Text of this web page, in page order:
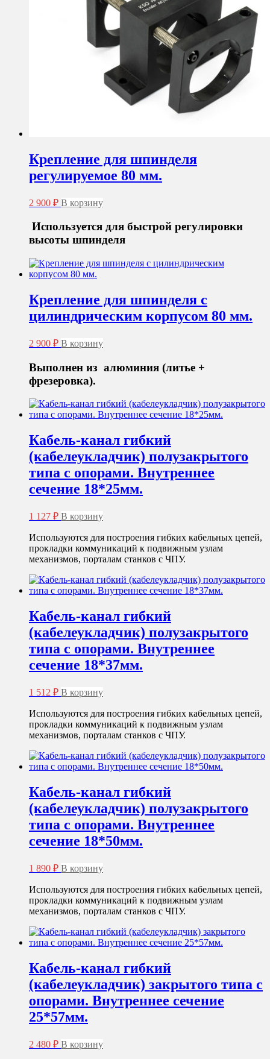
Крепление для шпинделя
регулируемое 80 мм.
2 900 ₽ В корзину
Используется для быстрой регулировки
высоты шпинделя
Крепление для шпинделя с
цилиндрическим корпусом 80 мм.
2 900 ₽ В корзину
Выполнен из алюминия (литье +
фрезеровка).
Кабель-канал гибкий
(кабелеукладчик) полузакрытого
типа с опорами. Внутреннее
сечение 18*25мм.
1 127 ₽ В корзину
Используются для построения гибких кабельных цепей,
прокладки коммуникаций к подвижным узлам
механизмов, порталам станков с ЧПУ.
Кабель-канал гибкий
(кабелеукладчик) полузакрытого
типа с опорами. Внутреннее
сечение 18*37мм.
1 512 ₽ В корзину
Используются для построения гибких кабельных цепей,
прокладки коммуникаций к подвижным узлам
механизмов, порталам станков с ЧПУ.
Кабель-канал гибкий
(кабелеукладчик) полузакрытого
типа с опорами. Внутреннее
сечение 18*50мм.
1 890 ₽ В корзину
Используются для построения гибких кабельных цепей,
прокладки коммуникаций к подвижным узлам
механизмов, порталам станков с ЧПУ.
Кабель-канал гибкий
(кабелеукладчик) закрытого типа с
опорами. Внутреннее сечение
25*57мм.
2 480 ₽ В корзину